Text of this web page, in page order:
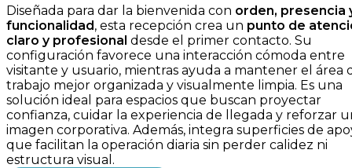
Diseñada para dar la bienvenida con orden, presencia
funcionalidad, esta recepción crea un punto de
claro y profesional desde el primer contacto. Su
configuración favorece una interacción cómoda entre
visitante y usuario, mientras ayuda a mantener el área
trabajo mejor organizada y visualmente limpia. Es una
solución ideal para espacios que buscan proyectar
confianza, cuidar la experiencia de llegada y reforzar
imagen corporativa. Además, integra superficies de
que facilitan la operación diaria sin perder calidez ni
estructura visual.